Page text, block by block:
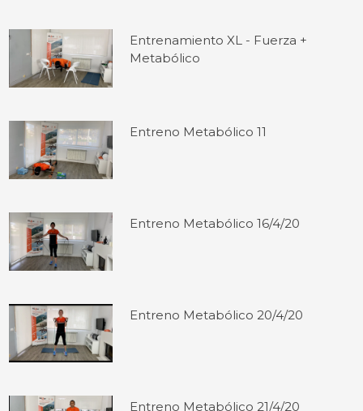
Entrenamiento XL - Fuerza +
Metabólico
Entreno Metabólico 11
Entreno Metabólico 16/4/20
Entreno Metabólico 20/4/20
Entreno Metabólico 21/4/20